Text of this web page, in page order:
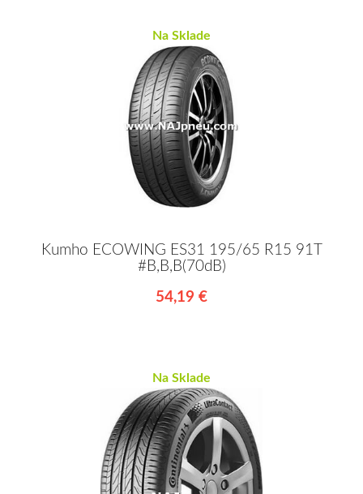
Na Sklade
Kumho ECOWING ES31 195/65 R15 91T
#B,B,B(70dB)
54,19 €
Na Sklade